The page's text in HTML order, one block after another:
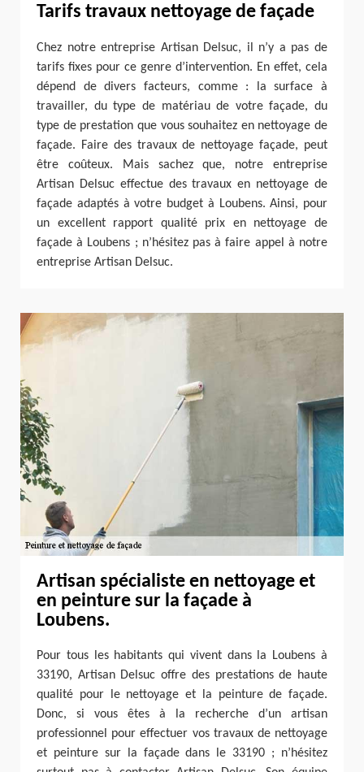
Tarifs travaux nettoyage de façade
Chez notre entreprise Artisan Delsuc, il n’y a pas de
tarifs fixes pour ce genre d’intervention. En effet, cela
dépend de divers facteurs, comme : la surface à
travailler, du type de matériau de votre façade, du
type de prestation que vous souhaitez en nettoyage de
façade. Faire des travaux de nettoyage façade, peut
être coûteux. Mais sachez que, notre entreprise
Artisan Delsuc effectue des travaux en nettoyage de
façade adaptés à votre budget à Loubens. Ainsi, pour
un excellent rapport qualité prix en nettoyage de
façade à Loubens ; n’hésitez pas à faire appel à notre
entreprise Artisan Delsuc.
Artisan spécialiste en nettoyage et
en peinture sur la façade à
Loubens.
Pour tous les habitants qui vivent dans la Loubens à
33190, Artisan Delsuc offre des prestations de haute
qualité pour le nettoyage et la peinture de façade.
Donc, si vous êtes à la recherche d’un artisan
professionnel pour effectuer vos travaux de nettoyage
et peinture sur la façade dans le 33190 ; n’hésitez